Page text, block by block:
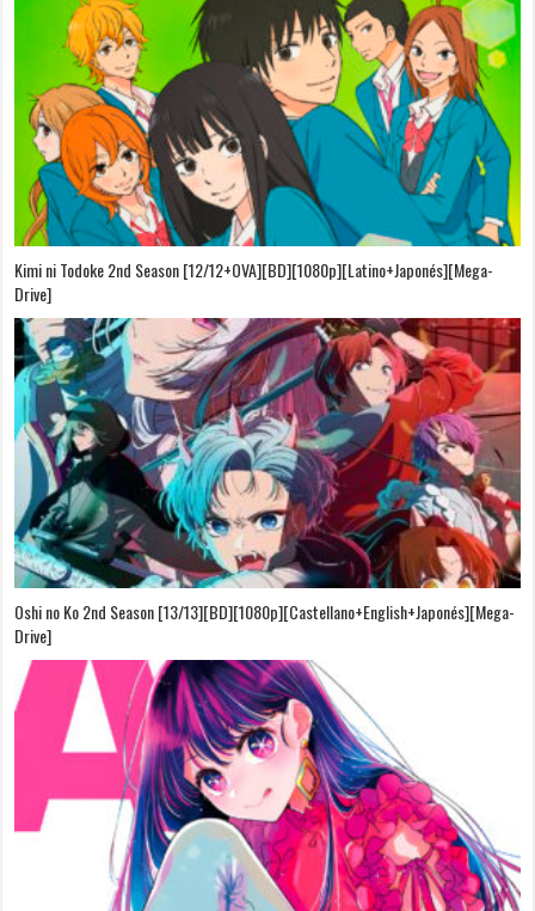
Kimi ni Todoke 2nd Season [12/12+OVA][BD][1080p][Latino+Japonés][Mega-
Drive]
Oshi no Ko 2nd Season [13/13][BD][1080p][Castellano+English+Japonés][Mega-
Drive]